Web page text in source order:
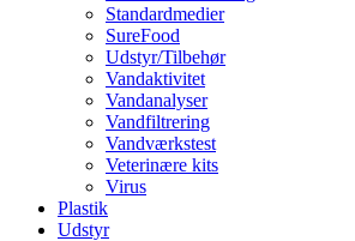
Standardmedier
SureFood
Udstyr/Tilbehør
Vandaktivitet
Vandanalyser
Vandfiltrering
Vandværkstest
Veterinære kits
Virus
Plastik
Udstyr